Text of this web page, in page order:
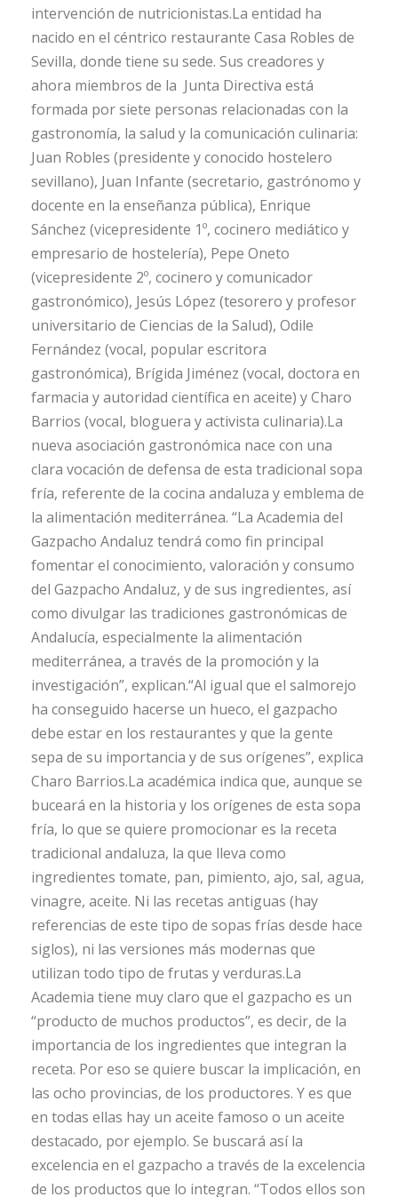
intervención de nutricionistas.La entidad ha
nacido en el céntrico restaurante Casa Robles de
Sevilla, donde tiene su sede. Sus creadores y
ahora miembros de la Junta Directiva está
formada por siete personas relacionadas con la
gastronomía, la salud y la comunicación culinaria:
Juan Robles (presidente y conocido hostelero
sevillano), Juan Infante (secretario, gastrónomo y
docente en la enseñanza pública), Enrique
Sánchez (vicepresidente 1º, cocinero mediático y
empresario de hostelería), Pepe Oneto
(vicepresidente 2º, cocinero y comunicador
gastronómico), Jesús López (tesorero y profesor
universitario de Ciencias de la Salud), Odile
Fernández (vocal, popular escritora
gastronómica), Brígida Jiménez (vocal, doctora en
farmacia y autoridad científica en aceite) y Charo
Barrios (vocal, bloguera y activista culinaria).La
nueva asociación gastronómica nace con una
clara vocación de defensa de esta tradicional sopa
fría, referente de la cocina andaluza y emblema de
la alimentación mediterránea. “La Academia del
Gazpacho Andaluz tendrá como fin principal
fomentar el conocimiento, valoración y consumo
del Gazpacho Andaluz, y de sus ingredientes, así
como divulgar las tradiciones gastronómicas de
Andalucía, especialmente la alimentación
mediterránea, a través de la promoción y la
investigación”, explican.“Al igual que el salmorejo
ha conseguido hacerse un hueco, el gazpacho
debe estar en los restaurantes y que la gente
sepa de su importancia y de sus orígenes”, explica
Charo Barrios.La académica indica que, aunque se
buceará en la historia y los orígenes de esta sopa
fría, lo que se quiere promocionar es la receta
tradicional andaluza, la que lleva como
ingredientes tomate, pan, pimiento, ajo, sal, agua,
vinagre, aceite. Ni las recetas antiguas (hay
referencias de este tipo de sopas frías desde hace
siglos), ni las versiones más modernas que
utilizan todo tipo de frutas y verduras.La
Academia tiene muy claro que el gazpacho es un
“producto de muchos productos”, es decir, de la
importancia de los ingredientes que integran la
receta. Por eso se quiere buscar la implicación, en
las ocho provincias, de los productores. Y es que
en todas ellas hay un aceite famoso o un aceite
destacado, por ejemplo. Se buscará así la
excelencia en el gazpacho a través de la excelencia
de los productos que lo integran. “Todos ellos son